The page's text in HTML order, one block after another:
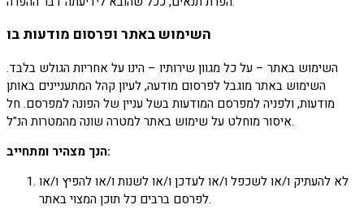
השימוש באתר ופרסום מודעות בו
השימוש באתר – על כל מגוון שירותיו – הינו על אחריות הגולש בלבד.
השימוש באתר מוגבל לפרסום מודעה, לעיון קהל המתעניינים באותן
מודעות, ולפניה למפרסם המודעות בשל עניין של הפונה למפרסם. חל
איסור מוחלט על שימוש באתר למטרה שונה מהמטרות הנ"ל.
הנך מצהיר ומתחייב:
לא להעתיק ו/או לשכפל ו/או לעדכן ו/או לשנות ו/או להפיץ ו/או
לפרסם ברבים כל תוכן המצוי באתר.